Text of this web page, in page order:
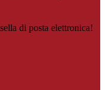
di posta elettronica!